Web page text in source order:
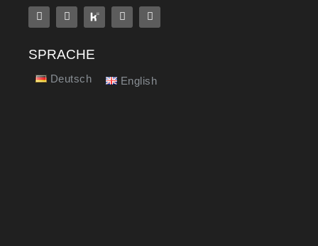
SPRACHE
Deutsch English